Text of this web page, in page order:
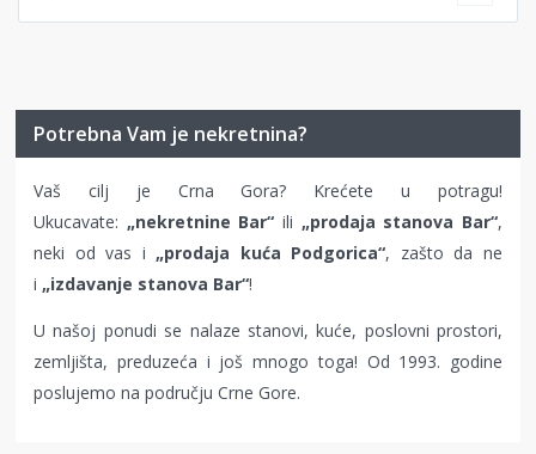
Potrebna Vam je nekretnina?
Vaš cilj je Crna Gora? Krećete u potragu!
Ukucavate: „nekretnine Bar“ ili „prodaja stanova Bar“,
neki od vas i „prodaja kuća Podgorica“, zašto da ne
i „izdavanje stanova Bar“!
U našoj ponudi se nalaze stanovi, kuće, poslovni prostori,
zemljišta, preduzeća i još mnogo toga! Od 1993. godine
poslujemo na području Crne Gore.